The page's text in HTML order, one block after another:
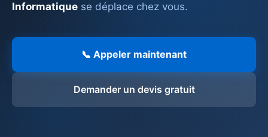
Informatique se déplace chez vous.
📞 Appeler maintenant
Demander un devis gratuit